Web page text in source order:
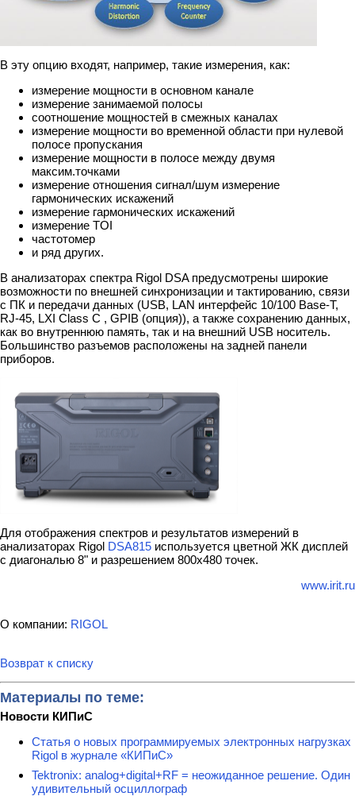
В эту опцию входят, например, такие измерения, как:
измерение мощности в основном канале
измерение занимаемой полосы
соотношение мощностей в смежных каналах
измерение мощности во временной области при нулевой
полосе пропускания
измерение мощности в полосе между двумя
максим.точками
измерение отношения сигнал/шум измерение
гармонических искажений
измерение гармонических искажений
измерение TOI
частотомер
и ряд других.
В анализаторах спектра Rigol DSA предусмотрены широкие
возможности по внешней синхронизации и тактированию, связи
с ПК и передачи данных (USB, LAN интерфейс 10/100 Base-T,
RJ-45, LXI Class C , GPIB (опция)), а также сохранению данных,
как во внутреннюю память, так и на внешний USB носитель.
Большинство разъемов расположены на задней панели
приборов.
Для отображения спектров и результатов измерений в
анализаторах Rigol DSA815 используется цветной ЖК дисплей
с диагональю 8" и разрешением 800х480 точек.
www.irit.ru
О компании: RIGOL
Возврат к списку
Материалы по теме:
Новости КИПиС
Статья о новых программируемых электронных нагрузках
Rigol в журнале «КИПиС»
Tektronix: analog+digital+RF = неожиданное решение. Один
удивительный осциллограф